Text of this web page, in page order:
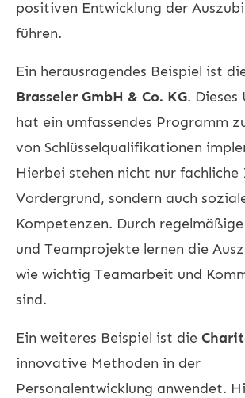
positiven Entwicklung der
führen.
Ein herausragendes Beispiel ist
Brasseler GmbH & Co. KG. Dieses
hat ein umfassendes Programm
von Schlüsselqualifikationen
Hierbei stehen nicht nur
Vordergrund, sondern auch
Kompetenzen. Durch
und Teamprojekte lernen die
wie wichtig Teamarbeit und
sind.
Ein weiteres Beispiel ist die
innovative Methoden in der
Personalentwicklung anwendet.